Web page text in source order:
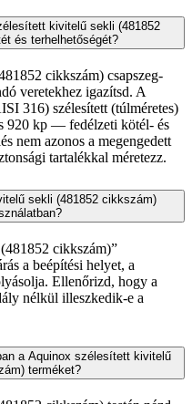
kivitelű sekli (481852
és terhelhetőségét?
cikkszám) csapszeg-
veretekhez igazítsd. A
316) szélesített (túlméretes)
920 kp — fedélzeti kötél- és
nem azonos a megengedett
tartalékkal méretezz.
sekli (481852 cikkszám)
cikkszám)”
a beépítési helyet, a
Ellenőrizd, hogy a
nélkül illeszkedik-e a
a Aquinox szélesített kivitelű
terméket?